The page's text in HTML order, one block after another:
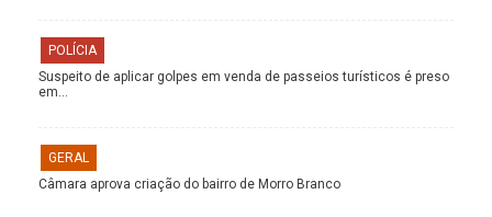
POLÍCIA
Suspeito de aplicar golpes em venda de passeios turísticos é preso
em…
GERAL
Câmara aprova criação do bairro de Morro Branco